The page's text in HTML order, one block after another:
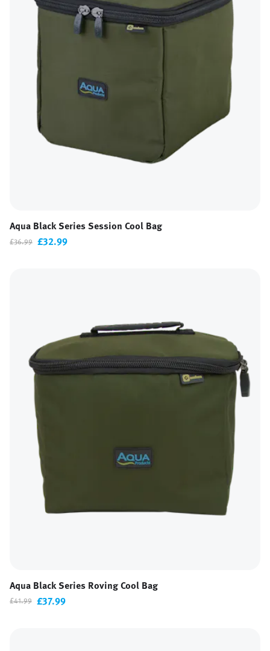
Aqua Black Series Session Cool Bag
£36.99 £32.99
Aqua Black Series Roving Cool Bag
£41.99 £37.99